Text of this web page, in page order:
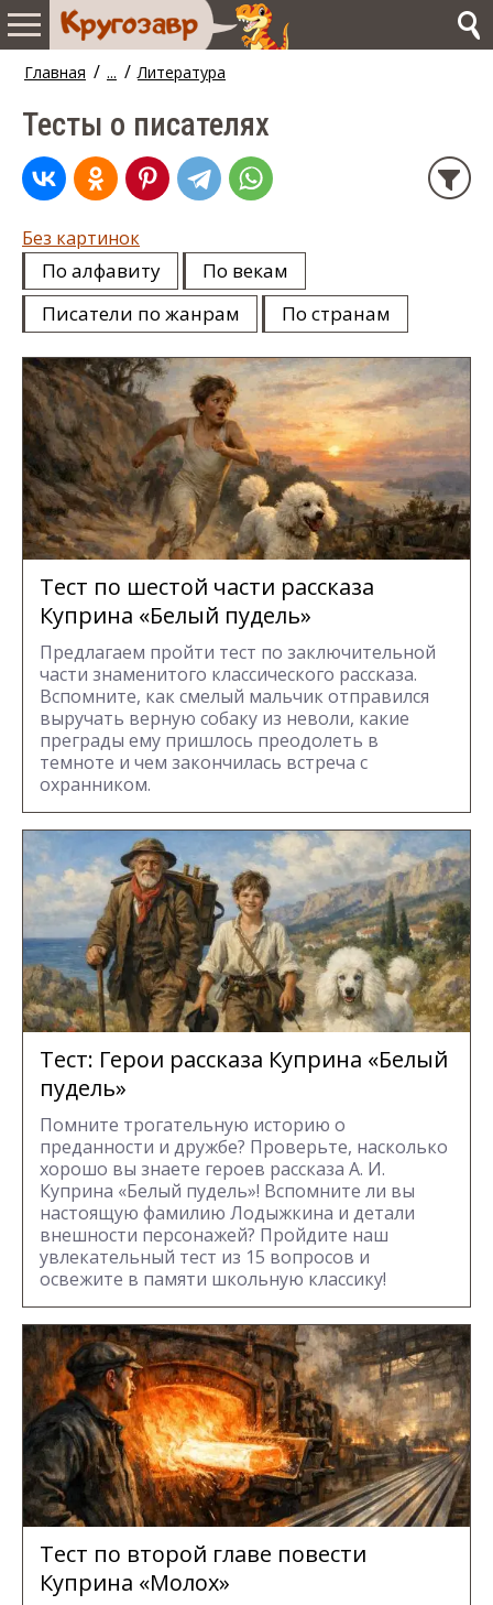
Главная / ... / Литература
Тесты о писателях
Без картинок
По алфавиту
По векам
Писатели по жанрам
По странам
Тест по шестой части рассказа
Куприна «Белый пудель»
Предлагаем пройти тест по заключительной
части знаменитого классического рассказа.
Вспомните, как смелый мальчик отправился
выручать верную собаку из неволи, какие
преграды ему пришлось преодолеть в
темноте и чем закончилась встреча с
охранником.
Тест: Герои рассказа Куприна «Белый
пудель»
Помните трогательную историю о
преданности и дружбе? Проверьте, насколько
хорошо вы знаете героев рассказа А. И.
Куприна «Белый пудель»! Вспомните ли вы
настоящую фамилию Лодыжкина и детали
внешности персонажей? Пройдите наш
увлекательный тест из 15 вопросов и
освежите в памяти школьную классику!
Тест по второй главе повести
Куприна «Молох»